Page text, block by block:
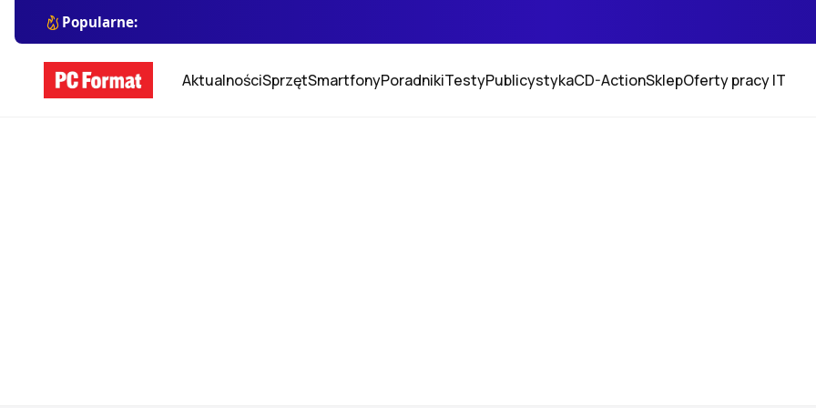
Popularne:
AktualnościSprzętSmartfonyPoradnikiTestyPublicystykaCD-ActionSklepOferty pracy IT